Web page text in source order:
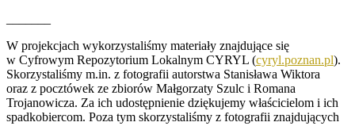
W projekcjach wykorzystaliśmy materiały znajdujące się
w Cyfrowym Repozytorium Lokalnym CYRYL (cyryl.poznan.pl).
Skorzystaliśmy m.in. z fotografii autorstwa Stanisława Wiktora
oraz z pocztówek ze zbiorów Małgorzaty Szulc i Romana
Trojanowicza. Za ich udostępnienie dziękujemy właścicielom i ich
spadkobiercom. Poza tym skorzystaliśmy z fotografii znajdujących